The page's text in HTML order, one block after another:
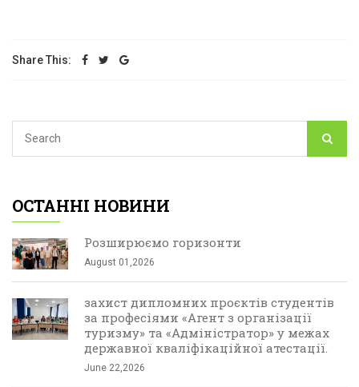
Share This:
ОСТАННІ НОВИНИ
Розширюємо горизонти
August 01,2026
захист дипломних проєктів студентів
за професіями «Агент з організації
туризму» та «Адміністратор» у межах
державної кваліфікаційної атестації.
June 22,2026